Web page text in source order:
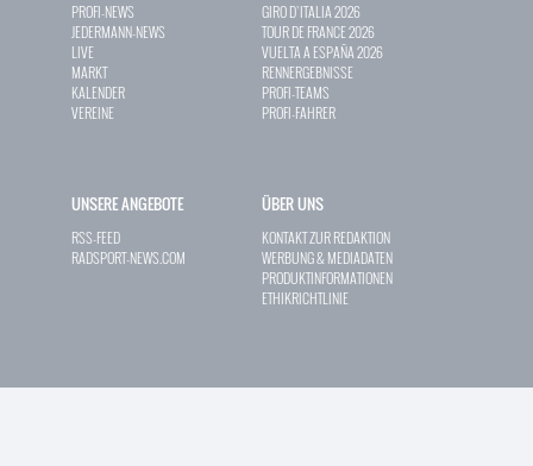
PROFI-NEWS
JEDERMANN-NEWS
LIVE
MARKT
KALENDER
VEREINE
GIRO D`ITALIA 2026
TOUR DE FRANCE 2026
VUELTA A ESPAÑA 2026
RENNERGEBNISSE
PROFI-TEAMS
PROFI-FAHRER
UNSERE ANGEBOTE
RSS-FEED
RADSPORT-NEWS.COM
ÜBER UNS
KONTAKT ZUR REDAKTION
WERBUNG & MEDIADATEN
PRODUKTINFORMATIONEN
ETHIKRICHTLINIE